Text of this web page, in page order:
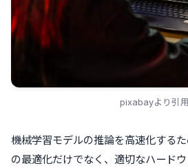
pixabayより引用
機械学習モデルの推論を高速化する
の最適化だけでなく、適切なハード